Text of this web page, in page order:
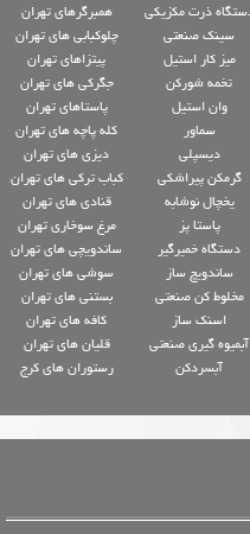
ذرت مکزیکی
سینک صنعتی
میز کار استیل
تخمه شورکن
وان استیل
سماور
دیسپلی
گرمکن پیراشکی
یخچال نوشابه
پاستا پز
دستگاه خمیرگیر
ساندویچ ساز
مخلوط کن صنعتی
اسنک ساز
آبمیوه گیری صنعتی
آبسردکن
همبرگرهای تهران
چلوکبابی های تهران
پیتزاهای تهران
جگرکی های تهران
پاستاهای تهران
کله پاچه های تهران
دیزی های تهران
کباب ترکی های تهران
قنادی های تهران
مرغ سوخاری تهران
ساندویچی های تهران
سوشی های تهران
بستنی های تهران
کافه های تهران
قلیان های تهران
رستوران های کرج